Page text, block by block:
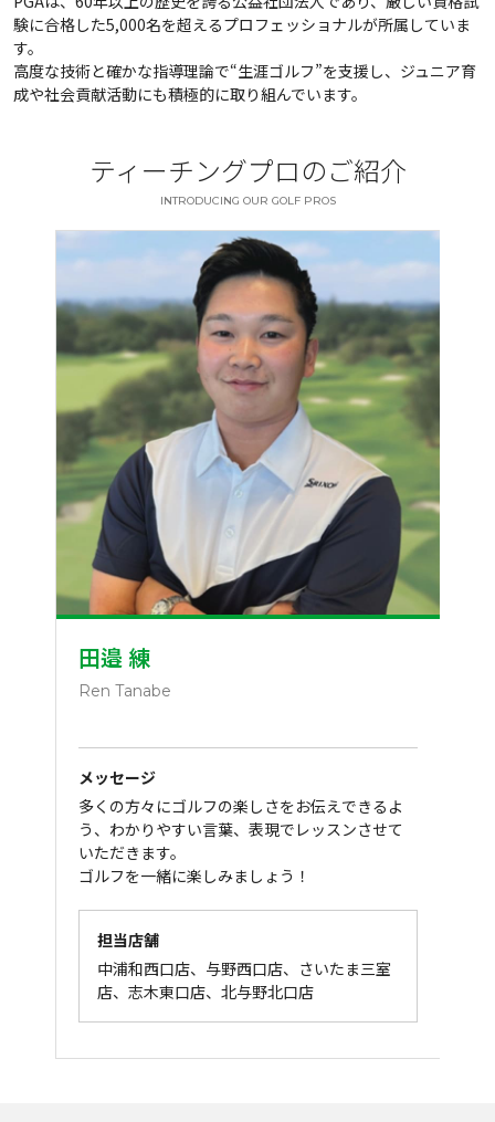
験に合格した5,000名を超えるプロフェッショナルが所属していま
す。
高度な技術と確かな指導理論で“生涯ゴルフ”を支援し、ジュニア育
成や社会貢献活動にも積極的に取り組んでいます。
ティーチングプロのご紹介
INTRODUCING OUR GOLF PROS
田邉 練
Ren Tanabe
メッセージ
多くの方々にゴルフの楽しさをお伝えできるよ
う、わかりやすい言葉、表現でレッスンさせて
いただきます。
ゴルフを一緒に楽しみましょう！
担当店舗
中浦和西口店、与野西口店、さいたま三室
店、志木東口店、北与野北口店